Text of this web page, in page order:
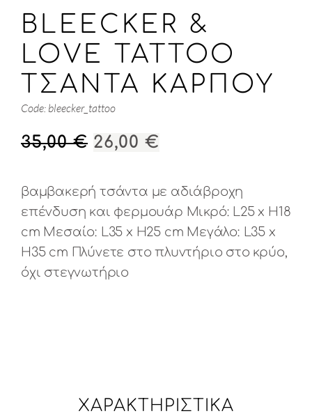
BLEECKER &
LOVE TATTOO
ΤΣΑΝΤΑ ΚΑΡΠΟΎ
Code: bleecker_tattoo
35,00€ ORIGINAL
WAS:
35,00 €.
26,00 €
ΤΙΜΉ
ΕΊΝΑΙ:
26,00 €.
βαμβακερή τσάντα με αδιάβροχη
επένδυση και φερμουάρ Μικρό: L25 x H18
cm Μεσαίο: L35 x H25 cm Μεγάλο: L35 x
H35 cm Πλύνετε στο πλυντήριο στο κρύο,
όχι στεγνωτήριο
ΧΑΡΑΚΤΗΡΙΣΤΙΚΆ